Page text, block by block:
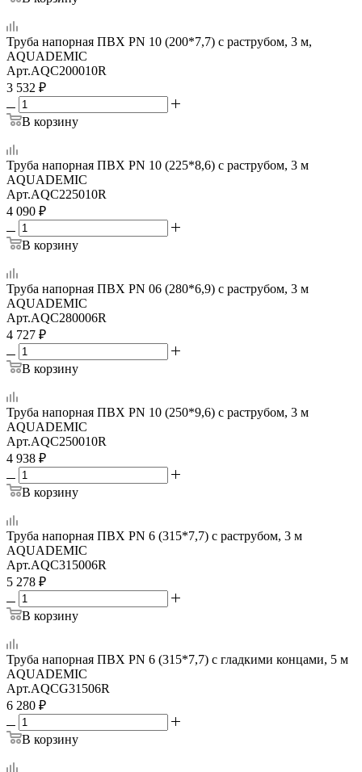
Труба напорная ПВХ PN 10 (200*7,7) с раструбом, 3 м,
AQUADEMIC
Арт.AQC200010R
3 532 ₽
В корзину
Труба напорная ПВХ PN 10 (225*8,6) с раструбом, 3 м
AQUADEMIC
Арт.AQC225010R
4 090 ₽
В корзину
Труба напорная ПВХ PN 06 (280*6,9) с раструбом, 3 м
AQUADEMIC
Арт.AQC280006R
4 727 ₽
В корзину
Труба напорная ПВХ PN 10 (250*9,6) с раструбом, 3 м
AQUADEMIC
Арт.AQC250010R
4 938 ₽
В корзину
Труба напорная ПВХ PN 6 (315*7,7) с раструбом, 3 м
AQUADEMIC
Арт.AQC315006R
5 278 ₽
В корзину
Труба напорная ПВХ PN 6 (315*7,7) с гладкими концами, 5 м
AQUADEMIC
Арт.AQCG31506R
6 280 ₽
В корзину